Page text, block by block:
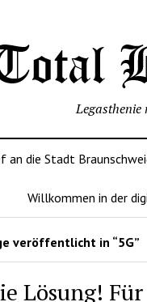
an die Stadt
Willkommen in der
veröffentlicht in “5G”
Lösung!